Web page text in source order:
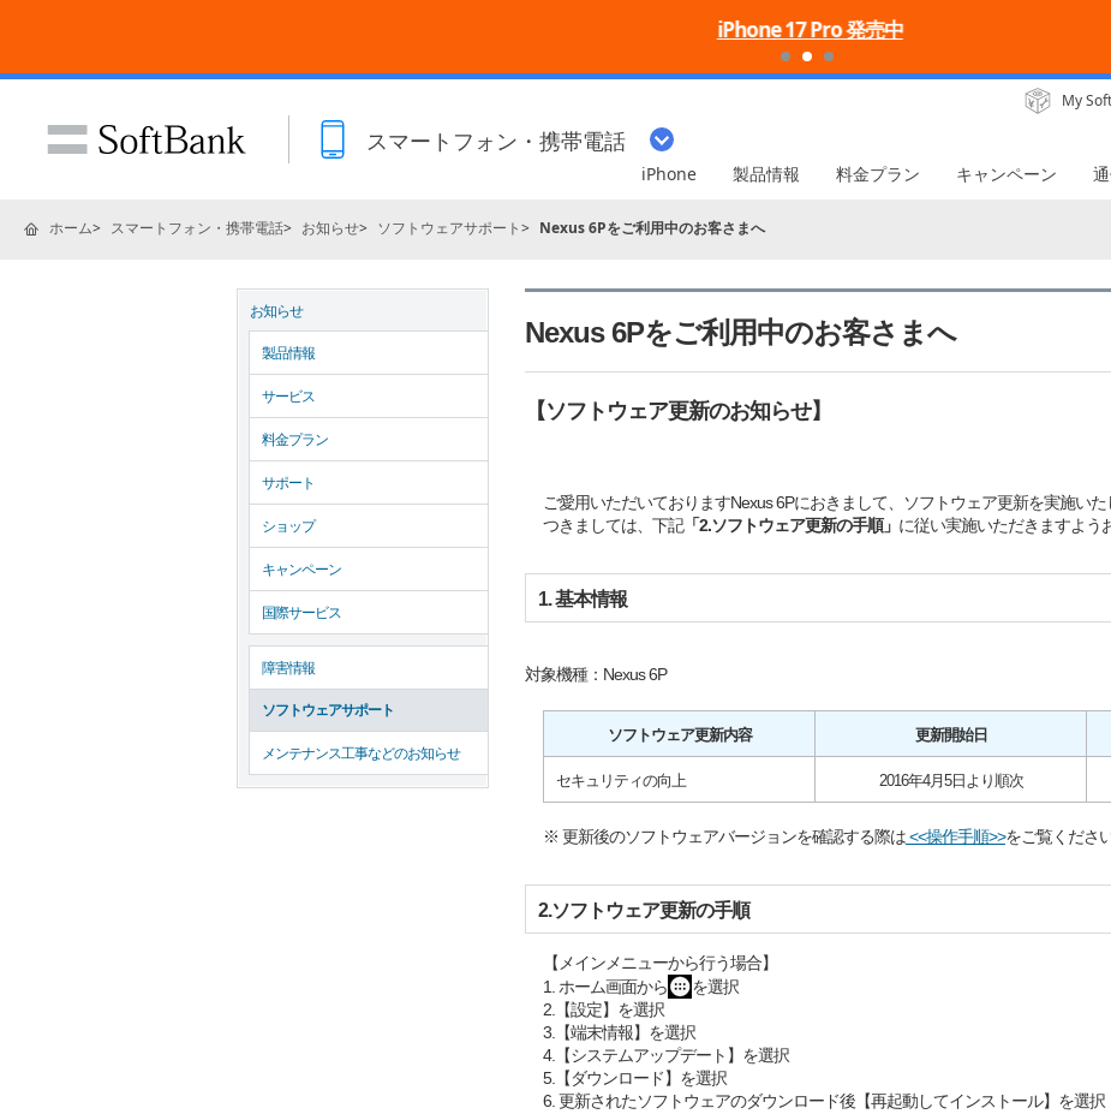
iPhone 17 Pro 発売中
スマートフォン・携帯電話
My
iPhone 製品情報 料金プラン キャンペーン
ホーム スマートフォン・携帯電話 お知らせ ソフトウェアサポート Nexus 6Pをご利用中のお客さまへ
Nexus 6Pをご利用中のお客さまへ
【ソフトウェア更新のお知らせ】
ご愛用いただいておりますNexus 6Pにおきまして、ソフトウェア更新を実施いた
つきましては、下記「2.ソフトウェア更新の手順」 に従い実施いただきますよう
1. 基本情報
対象機種：Nexus 6P
ソフトウェア更新内容 更新開始日
セキュリティの向上 2016年4月5日より順次
※ 更新後のソフトウェアバージョンを確認する際は<<操作手順>>をご覧くださ
2.ソフトウェア更新の手順
【メインメニューから行う場合】
1. ホーム画面から
を選択
2.【設定】を選択
3.【端末情報】を選択
4.【システムアップデート】を選択
5.【ダウンロード】を選択
6. 更新されたソフトウェアのダウンロード後【再起動してインストール】を選択
お知らせ
製品情報
サービス
料金プラン
サポート
ショップ
キャンペーン
国際サービス
障害情報
ソフトウェアサポート
メンテナンス工事などのお知らせ